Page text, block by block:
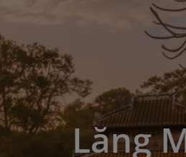
Lăng